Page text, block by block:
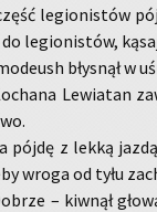
le­gio­ni­stów
le­gio­ni­stów,
bły­snął w
Le­wia­tan
pójdę z lekką
wroga od tyłu
– kiw­nął